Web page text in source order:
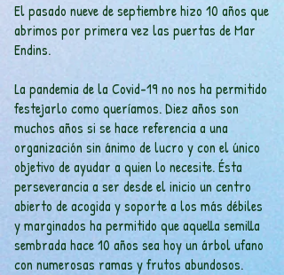
El pasado nueve de septiembre hizo 10 años que
abrimos por primera vez las puertas de Mar
Endins.
La pandemia de la Covid-19 no nos ha permitido
festejarlo como queríamos. Diez años son
muchos años si se hace referencia a una
organización sin ánimo de lucro y con el único
objetivo de ayudar a quien lo necesite. Ésta
perseverancia a ser desde el inicio un centro
abierto de acogida y soporte a los más débiles
y marginados ha permitido que aquella semilla
sembrada hace 10 años sea hoy un árbol ufano
con numerosas ramas y frutos abundosos.